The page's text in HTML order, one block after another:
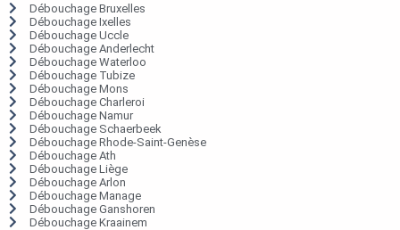
Débouchage Bruxelles
Débouchage Ixelles
Débouchage Uccle
Débouchage Anderlecht
Débouchage Waterloo
Débouchage Tubize
Débouchage Mons
Débouchage Charleroi
Débouchage Namur
Débouchage Schaerbeek
Débouchage Rhode-Saint-Genèse
Débouchage Ath
Débouchage Liège
Débouchage Arlon
Débouchage Manage
Débouchage Ganshoren
Débouchage Kraainem